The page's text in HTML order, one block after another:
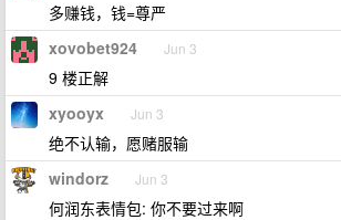
多赚钱，钱=尊严
xovobet924 Jun 3
9 楼正解
xyooyx Jun 3
绝不认输，愿赌服输
windorz Jun 3
何润东表情包: 你不要过来啊